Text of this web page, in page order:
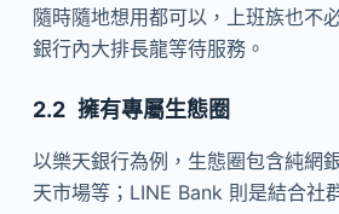
隨時隨地想用都可以，上班族也不
銀行內大排長龍等待服務。
擁有專屬生態圈
以樂天銀行為例，生態圈包含純網
天市場等；LINE Bank 則是結合社